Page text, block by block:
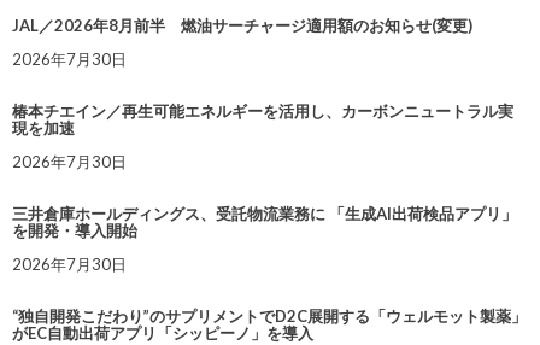
JAL／2026年8月前半 燃油サーチャージ適用額のお知らせ(変更)
2026年7月30日
椿本チエイン／再生可能エネルギーを活用し、カーボンニュートラル実
現を加速
2026年7月30日
三井倉庫ホールディングス、受託物流業務に 「生成AI出荷検品アプリ」
を開発・導入開始
2026年7月30日
“独自開発こだわり”のサプリメントでD2C展開する「ウェルモット製薬」
がEC自動出荷アプリ「シッピーノ」を導入